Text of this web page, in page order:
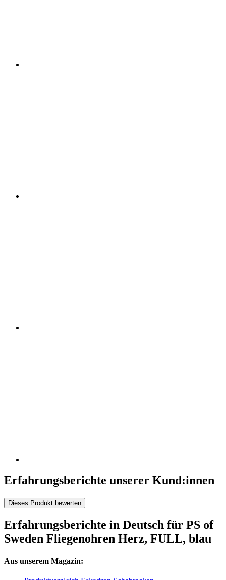
Erfahrungsberichte unserer Kund:innen
Dieses Produkt bewerten
Erfahrungsberichte in Deutsch für PS of
Sweden Fliegenohren Herz, FULL, blau
Aus unserem Magazin: